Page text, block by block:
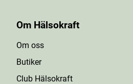
Om Hälsokraft
Om oss
Butiker
Club Hälsokraft